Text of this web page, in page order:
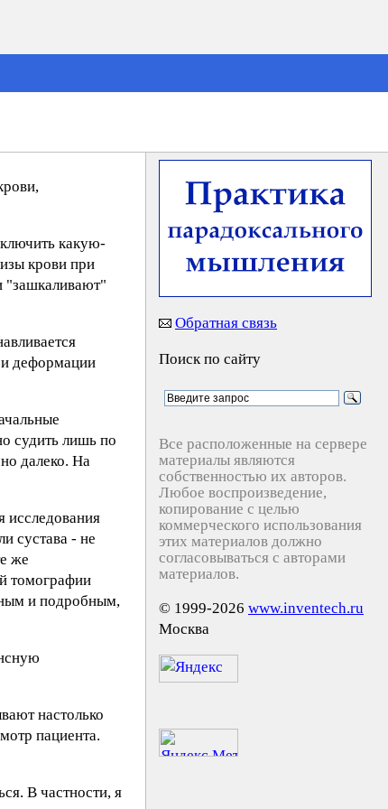
какую-
крови при
"зашкаливают"
и деформации
судить лишь по
далеко. На
исследования
сустава - не
же
томографии
и подробным,
настолько
пациента.
В частности, я
Обратная связь
Поиск по сайту
Все расположенные на сервере
материалы являются
собственностью их авторов.
Любое воспроизведение,
копирование с целью
коммерческого использования
этих материалов должно
согласовываться с авторами
материалов.
© 1999-2026 www.inventech.ru
Москва